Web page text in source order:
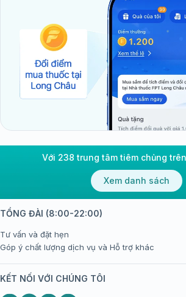
Với 238 trung tâm tiêm chủng
Xem danh sách
TỔNG ĐÀI (8:00-22:00)
Tư vấn và đặt hẹn
Góp ý chất lượng dịch vụ và Hỗ trợ khác
KẾT NỐI VỚI CHÚNG TÔI